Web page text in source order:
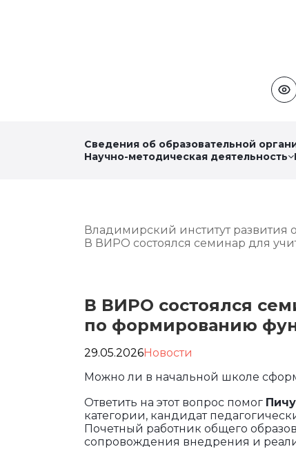
Сведения об образовательной
Научно-методическая деятельность
Владимирский институт
В ВИРО состоялся семинар для
В ВИРО состоялся
по формированию
29.05.2026Новости
Можно ли в начальной школе
Ответить на этот вопрос помог
категории, кандидат
Почетный работник общего
сопровождения внедрения и